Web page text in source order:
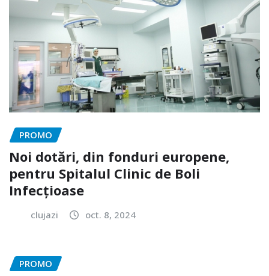
PROMO
Noi dotări, din fonduri europene,
pentru Spitalul Clinic de Boli
Infecțioase
clujazi oct. 8, 2024
PROMO